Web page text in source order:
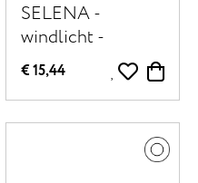
SELENA -
windlicht -
seleniet - DIA 6 x
H 5 cm - roze
€ 15,44